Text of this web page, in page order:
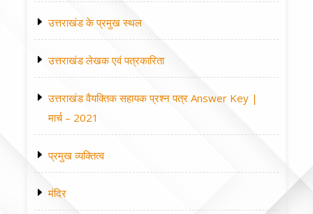
उत्तराखंड के प्रमुख स्थल
उत्तराखंड लेखक एवं पत्रकारिता
उत्तराखंड वैयक्तिक सहायक प्रश्न पत्र Answer Key |
मार्च – 2021
प्रमुख व्यक्तित्व
मंदिर